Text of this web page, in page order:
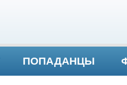
ПОПАДАНЦЫ